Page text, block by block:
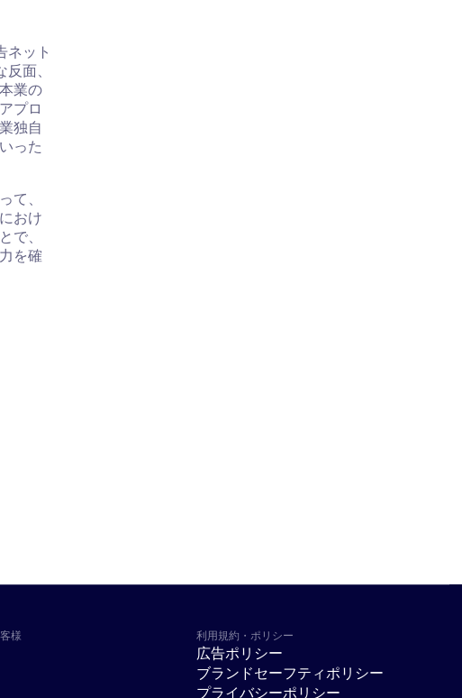
ネット
面、
業の
プロ
独自
った
て、
おけ
で、
を確
様 利用規約・ポリシー
広告ポリシー
ブランドセーフティポリシー
プライバシーポリシー